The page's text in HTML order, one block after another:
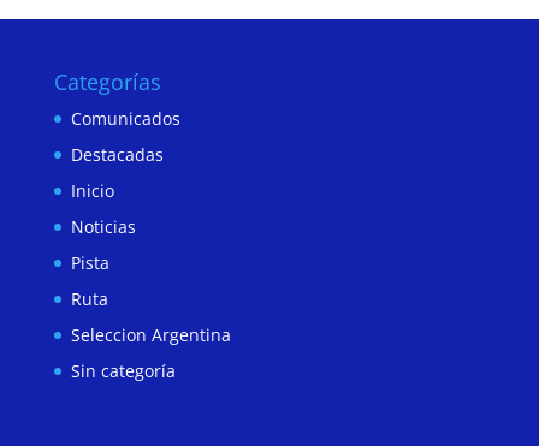
Categorías
Comunicados
Destacadas
Inicio
Noticias
Pista
Ruta
Seleccion Argentina
Sin categoría